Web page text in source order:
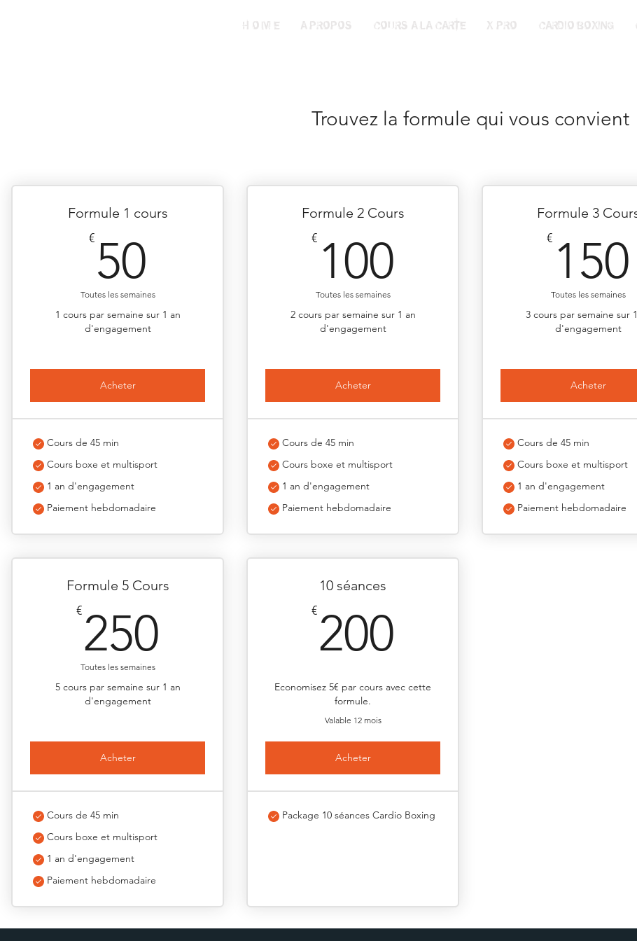
H O M E A PROPOS COURS A LA CARTE X-PRO CARDIO BOXING
Trouvez la formule qui vous convient
Formule 1 cours
€ 50
Toutes les semaines
1 cours par semaine sur 1 an
d'engagement
Acheter
Cours de 45 min
Cours boxe et multisport
1 an d'engagement
Paiement hebdomadaire
Formule 2 Cours
€ 100
Toutes les semaines
2 cours par semaine sur 1 an
d'engagement
Acheter
Cours de 45 min
Cours boxe et multisport
1 an d'engagement
Paiement hebdomadaire
Formule 3
€ 150
Toutes les semaines
3 cours par semaine sur
d'engagement
Acheter
Cours de 45 min
Cours boxe et multisport
1 an d'engagement
Paiement hebdomadaire
Formule 5 Cours
€250
Toutes les semaines
5 cours par semaine sur 1 an
d'engagement
Acheter
Cours de 45 min
Cours boxe et multisport
1 an d'engagement
Paiement hebdomadaire
10 séances
€200
Economisez 5€ par cours avec cette
formule.
Valable 12 mois
Acheter
Package 10 séances Cardio Boxing